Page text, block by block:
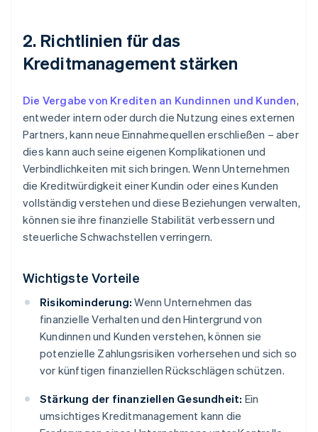
2. Richtlinien für das
Kreditmanagement stärken
Die Vergabe von Krediten an Kundinnen und Kunden,
entweder intern oder durch die Nutzung eines externen
Partners, kann neue Einnahmequellen erschließen – aber
dies kann auch seine eigenen Komplikationen und
Verbindlichkeiten mit sich bringen. Wenn Unternehmen
die Kreditwürdigkeit einer Kundin oder eines Kunden
vollständig verstehen und diese Beziehungen verwalten,
können sie ihre finanzielle Stabilität verbessern und
steuerliche Schwachstellen verringern.
Wichtigste Vorteile
Risikominderung: Wenn Unternehmen das
finanzielle Verhalten und den Hintergrund von
Kundinnen und Kunden verstehen, können sie
potenzielle Zahlungsrisiken vorhersehen und sich so
vor künftigen finanziellen Rückschlägen schützen.
Stärkung der finanziellen Gesundheit: Ein
umsichtiges Kreditmanagement kann die